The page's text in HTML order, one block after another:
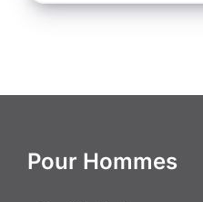
Pour Hommes